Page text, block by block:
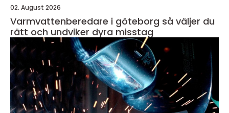
02. August 2026
Varmvattenberedare i göteborg så väljer du
rätt och undviker dyra misstag